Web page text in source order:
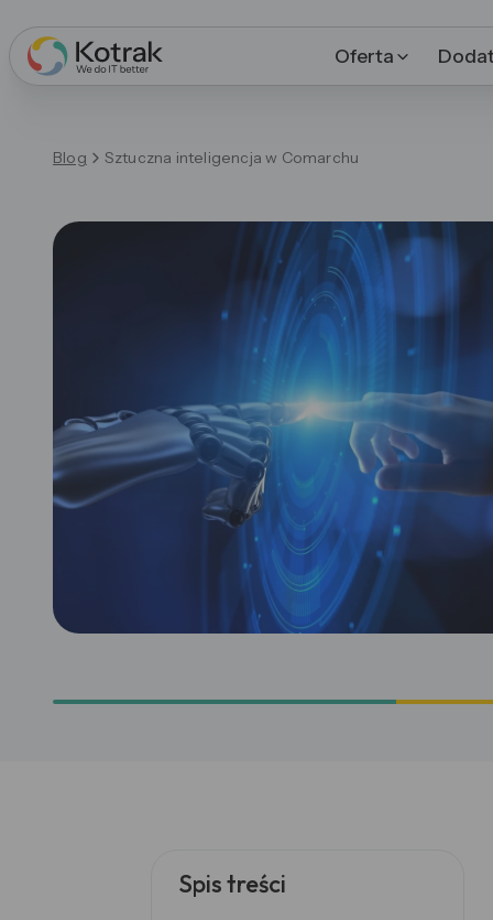
Oferta
Blog Sztuczna inteligencja w Comarchu
Spis treści